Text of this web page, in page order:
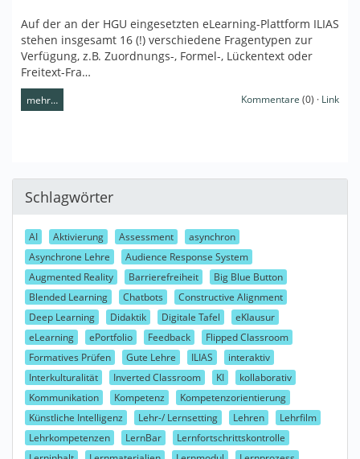
Auf der an der HGU eingesetzten eLearning-Plattform ILIAS
stehen insgesamt 16 (!) verschiedene Fragentypen zur
Verfügung, z.B. Zuordnungs-, Formel-, Lückentext oder
Freitext-Fra…
mehr… Kommentare (0) · Link
Schlagwörter
AI Aktivierung Assessment
asynchron
Asynchrone Lehre
Audience Response System
Augmented Reality
Barrierefreiheit
Big Blue Button
Blended Learning
Chatbots
Constructive Alignment
Deep Learning
Didaktik Digitale Tafel
eKlausur
eLearning
ePortfolio Feedback
Flipped Classroom
Formatives Prüfen
Gute Lehre ILIAS
interaktiv
Interkulturalität
Inverted Classroom KI
kollaborativ
Kommunikation
Kompetenz
Kompetenzorientierung
Künstliche Intelligenz
Lehr-/ Lernsetting Lehren
Lehrfilm
Lehrkompetenzen
LernBar
Lernfortschrittskontrolle